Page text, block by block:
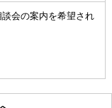
会の案内を希望され